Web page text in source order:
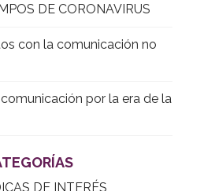
DE CORONAVIRUS
con la comunicación no
por la era de la
DE INTERÉS